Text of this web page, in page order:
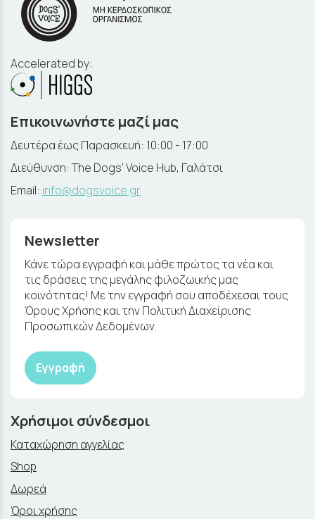
Accelerated by:
Επικοινωνήστε μαζί μας
Δευτέρα έως Παρασκευή: 10:00 - 17:00
Διεύθυνση: The Dogs' Voice Hub, Γαλάτσι
Email: info@dogsvoice.gr
Newsletter
Κάνε τώρα εγγραφή και μάθε πρώτος τα νέα και
τις δράσεις της μεγάλης φιλοζωικής μας
κοινότητας! Με την εγγραφή σου αποδέχεσαι τους
Όρους Χρήσης και την Πολιτική Διαχείρισης
Προσωπικών Δεδομένων.
Εγγραφή
Χρήσιμοι σύνδεσμοι
Καταχώρηση αγγελίας
Shop
Δωρεά
Όροι χρήσης